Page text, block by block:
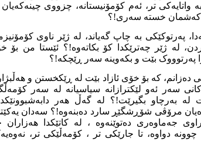
واتایەکی تر، ئەم کۆمۆنیستانە، چزووی چینەکەیان
خستە سەری!؟
پەرتوکێکی بە چاپ گەیاند، لە ژێر ناوی
لە ژێر چەترێکدا کۆ بکاتەوە!؟ ئێستا من بۆ
پەرتوووک بێت و بکەوینە سەر ڕێچکە!؟
کە بۆ خۆی ئازاد بێت لە ڕێکخستن و
سەر ئەو لێکترازانە سیاسیانە لە سەر
لە بەرچاو بگیرێت!؟ لە گەڵ هەر
مرۆڤی شۆڕشگێڕ سارد دەبنەوە!؟ سەدان یەکێتی
جەماوەری دەتوێنەوە ، لە کاتێکدا
دواوە، تا جارێکی تر ، کۆمەڵێکی تر،